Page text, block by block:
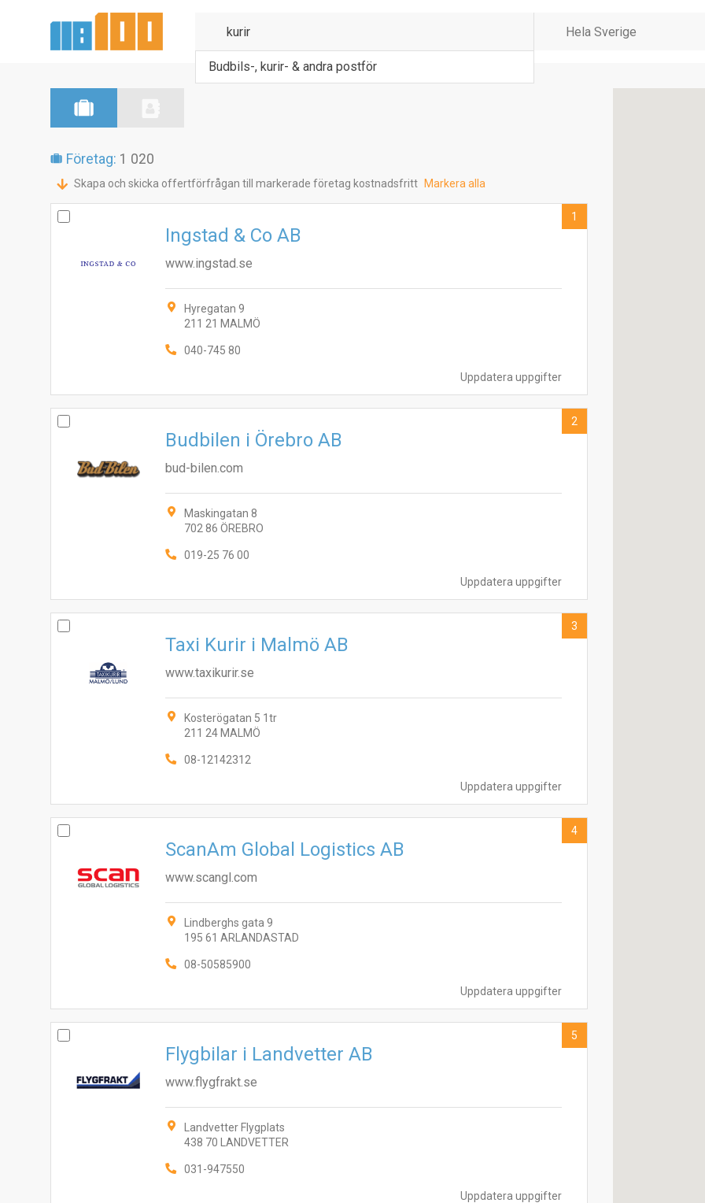
Budbils-, kurir- & andra postför
Företag: 1 020
Skapa och skicka offertförfrågan till markerade företag kostnadsfritt Markera alla
Uppdatera uppgifter
Ingstad & Co AB
www.ingstad.se
Hyregatan 9
211 21 MALMÖ
040-745 80
1
Uppdatera uppgifter
Budbilen i Örebro AB
bud-bilen.com
Maskingatan 8
702 86 ÖREBRO
019-25 76 00
2
Uppdatera uppgifter
Taxi Kurir i Malmö AB
www.taxikurir.se
Kosterögatan 5 1tr
211 24 MALMÖ
08-12142312
3
Uppdatera uppgifter
ScanAm Global Logistics AB
www.scangl.com
Lindberghs gata 9
195 61 ARLANDASTAD
08-50585900
4
Uppdatera uppgifter
Flygbilar i Landvetter AB
www.flygfrakt.se
Landvetter Flygplats
438 70 LANDVETTER
031-947550
5